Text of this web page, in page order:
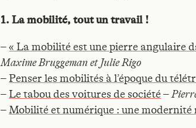
1. La mobilité, tout un travail !
–« La mobilité est une pierre angulaire
Maxime Bruggeman et Julie Rigo
–Penser les mobilités à l’époque du
–Le tabou des voitures de société–
–Mobilité et numérique : une modernité